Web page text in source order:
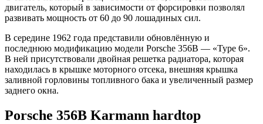
двигатель, который в зависимости от форсировки позволял
развивать мощность от 60 до 90 лошадиных сил.
В середине 1962 года представили обновлённую и
последнюю модификацию модели Porsche 356B — «Type 6».
В ней присутствовали двойная решетка радиатора, которая
находилась в крышке моторного отсека, внешняя крышка
заливной горловины топливного бака и увеличенный размер
заднего окна.
Porsche 356B Karmann hardtop